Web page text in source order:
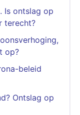
Is ontslag op
terecht?
op?
beleid
Ontslag op